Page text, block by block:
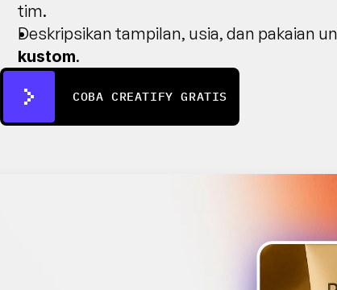
tim.
Deskripsikan tampilan, usia, dan pakaian
kustom.
COBA CREATIFY GRATIS